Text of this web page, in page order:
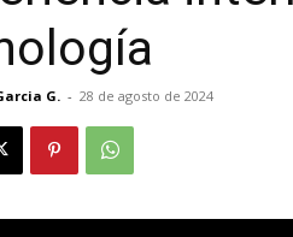
G. - 28 de agosto de 2024